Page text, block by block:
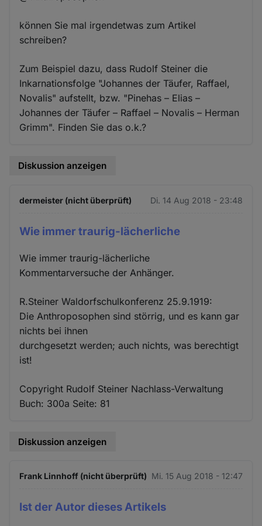
können Sie mal irgendetwas zum Artikel
schreiben?
Zum Beispiel dazu, dass Rudolf Steiner die
Inkarnationsfolge "Johannes der Täufer, Raffael,
Novalis" aufstellt, bzw. "Pinehas – Elias –
Johannes der Täufer – Raffael – Novalis – Herman
Grimm". Finden Sie das o.k.?
Diskussion anzeigen
dermeister (nicht überprüft) Di. 14 Aug 2018 - 23:48
Wie immer traurig-lächerliche
Wie immer traurig-lächerliche
Kommentarversuche der Anhänger.
R.Steiner Waldorfschulkonferenz 25.9.1919:
Die Anthroposophen sind störrig, und es kann gar
nichts bei ihnen
durchgesetzt werden; auch nichts, was berechtigt
ist!
Copyright Rudolf Steiner Nachlass-Verwaltung
Buch: 300a Seite: 81
Diskussion anzeigen
Frank Linnhoff (nicht überprüft) Mi. 15 Aug 2018 - 12:47
Ist der Autor dieses Artikels